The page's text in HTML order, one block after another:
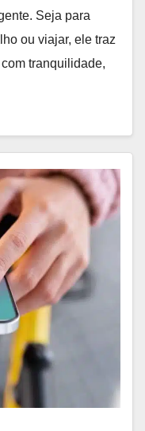
Seja para
ou viajar, ele traz
tranquilidade,